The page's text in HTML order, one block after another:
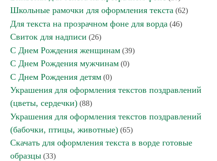
Школьные рамочки для оформления текста (62)
Для текста на прозрачном фоне для ворда (46)
Свиток для надписи (26)
С Днем Рождения женщинам (39)
С Днем Рождения мужчинам (0)
С Днем Рождения детям (0)
Украшения для оформления текстов поздравлений
(цветы, сердечки) (88)
Украшения для оформления текстов поздравлений
(бабочки, птицы, животные) (65)
Скачать для оформления текста в ворде готовые
образцы (33)